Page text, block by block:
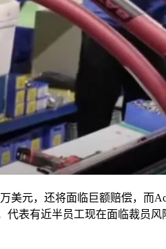
美元，还将面临巨额赔偿，而
代表有近半员工现在面临裁员